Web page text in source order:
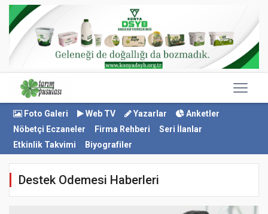
Foto Galeri Web TV Yazarlar
Anketler
Nöbetçi Eczaneler
Firma Rehberi
Seri İlanlar
Etkinlik Takvimi
Biyografiler
Destek Odemesi Haberleri